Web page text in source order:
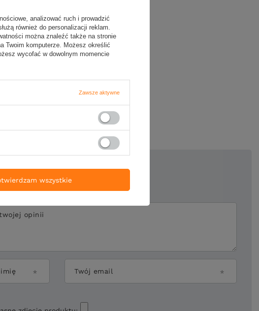
swoją opinię
5/5
opinii
Twój email
analizować ruch i prowadzić
również do personalizacji reklam.
można znaleźć także na stronie
Twoim komputerze. Możesz określić
wycofać w dowolnym momencie
Zawsze aktywne
wszystkie